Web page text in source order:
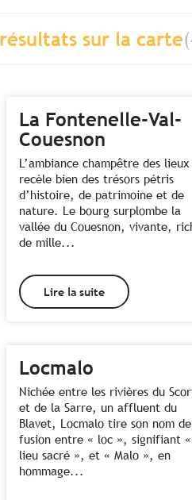
sur la carte
La Fontenelle-Val-
Couesnon
L’ambiance champêtre des lieux
recèle bien des trésors pétris
d’histoire, de patrimoine et de
nature. Le bourg surplombe la
vallée du Couesnon, vivante,
de mille...
Lire la suite
Locmalo
Nichée entre les rivières du
et de la Sarre, un affluent du
Blavet, Locmalo tire son nom
fusion entre « loc », signifiant «
lieu sacré », et « Malo », en
hommage...